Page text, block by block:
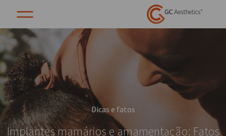
Dicas e fatos
Implantes mamários e amamentação: Fatos